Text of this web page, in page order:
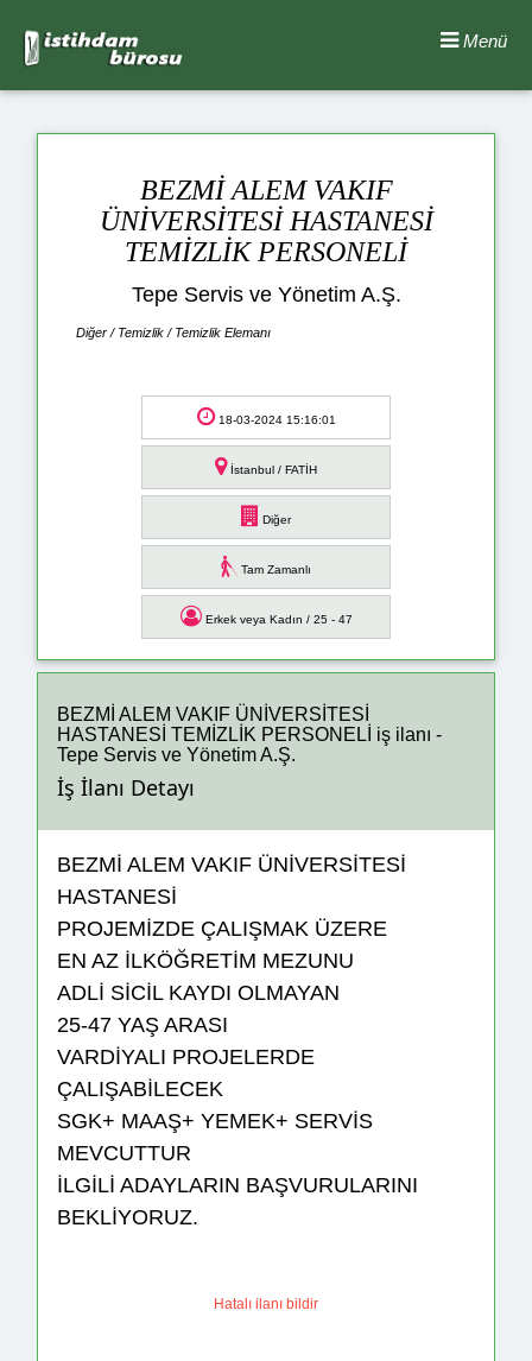
Menü
BEZMİ ALEM VAKIF
ÜNİVERSİTESİ HASTANESİ
TEMİZLİK PERSONELİ
Tepe Servis ve Yönetim A.Ş.
Diğer / Temizlik / Temizlik Elemanı
18-03-2024 15:16:01
İstanbul / FATİH
Diğer
Tam Zamanlı
Erkek veya Kadın / 25 - 47
BEZMİ ALEM VAKIF ÜNİVERSİTESİ
HASTANESİ TEMİZLİK PERSONELİ iş ilanı -
Tepe Servis ve Yönetim A.Ş.
İş İlanı Detayı
BEZMİ ALEM VAKIF ÜNİVERSİTESİ
HASTANESİ
PROJEMİZDE ÇALIŞMAK ÜZERE
EN AZ İLKÖĞRETİM MEZUNU
ADLİ SİCİL KAYDI OLMAYAN
25-47 YAŞ ARASI
VARDİYALI PROJELERDE
ÇALIŞABİLECEK
SGK+ MAAŞ+ YEMEK+ SERVİS
MEVCUTTUR
İLGİLİ ADAYLARIN BAŞVURULARINI
BEKLİYORUZ.
Hatalı ilanı bildir